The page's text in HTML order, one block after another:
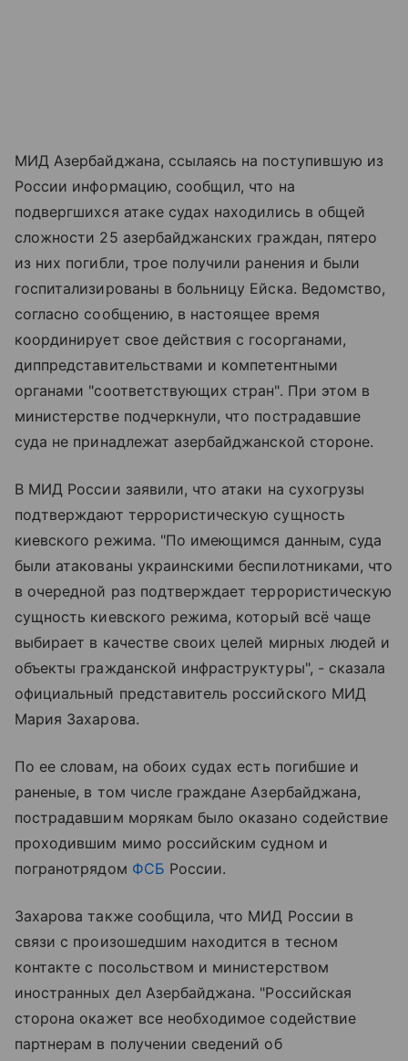
МИД Азербайджана, ссылаясь на поступившую из
России информацию, сообщил, что на
подвергшихся атаке судах находились в общей
сложности 25 азербайджанских граждан, пятеро
из них погибли, трое получили ранения и были
госпитализированы в больницу Ейска. Ведомство,
согласно сообщению, в настоящее время
координирует свое действия с госорганами,
диппредставительствами и компетентными
органами "соответствующих стран". При этом в
министерстве подчеркнули, что пострадавшие
суда не принадлежат азербайджанской стороне.
В МИД России заявили, что атаки на сухогрузы
подтверждают террористическую сущность
киевского режима. "По имеющимся данным, суда
были атакованы украинскими беспилотниками, что
в очередной раз подтверждает террористическую
сущность киевского режима, который всё чаще
выбирает в качестве своих целей мирных людей и
объекты гражданской инфраструктуры", - сказала
официальный представитель российского МИД
Мария Захарова.
По ее словам, на обоих судах есть погибшие и
раненые, в том числе граждане Азербайджана,
пострадавшим морякам было оказано содействие
проходившим мимо российским судном и
погранотрядом ФСБ России.
Захарова также сообщила, что МИД России в
связи с произошедшим находится в тесном
контакте с посольством и министерством
иностранных дел Азербайджана. "Российская
сторона окажет все необходимое содействие
партнерам в получении сведений об